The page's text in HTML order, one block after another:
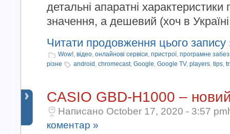
детальні апаратні
значення, а дешевий (хоч в
Читати продовження цього запису
Wow!, відео, онлайнові сервіси, пристрої, програмне
різне
android , chromecast, Google, Google TV, players, tips,
CASIO GBD-H1000 –
Написано October 17, 2020 - 3:57
коментар »